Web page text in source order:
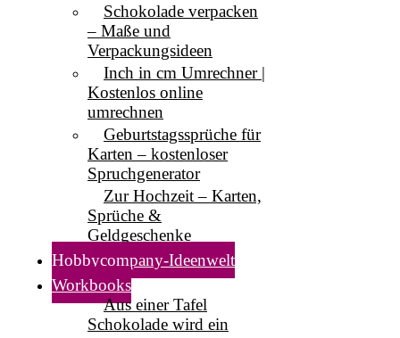
Schokolade verpacken
– Maße und
Verpackungsideen
Inch in cm Umrechner |
Kostenlos online
umrechnen
Geburtstagssprüche für
Karten – kostenloser
Spruchgenerator
Zur Hochzeit – Karten,
Sprüche &
Geldgeschenke
Hobbycompany-Ideenwelt
Workbooks
Aus einer Tafel
Schokolade wird ein